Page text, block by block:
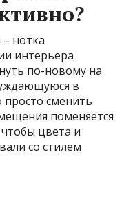
нотка
интерьера
по-новому на
в
сменить
поменяется
цвета и
со стилем